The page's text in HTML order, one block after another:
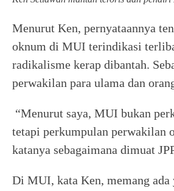
Menurut Ken, pernyataannya
oknum di MUI terindikasi
radikalisme kerap dibantah.
perwakilan para ulama dan
“Menurut saya, MUI bukan
tetapi perkumpulan perwakilan
katanya sebagaimana dimuat
Di MUI, kata Ken, memang ada